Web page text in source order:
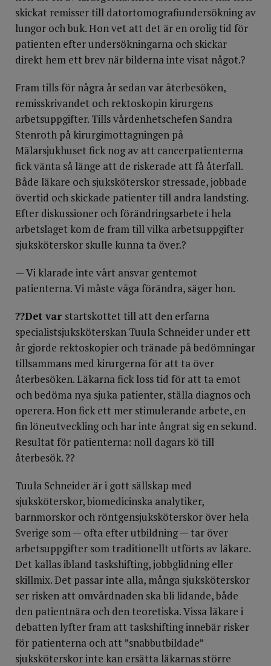
skickat remisser till datortomografiundersökning av
lungor och buk. Hon vet att det är en orolig tid för
patienten efter undersökningarna och skickar
direkt hem ett brev när bilderna inte visat något.?
Fram tills för några år sedan var återbesöken,
remisskrivandet och rektoskopin kirurgens
arbetsuppgifter. Tills vårdenhetschefen Sandra
Stenroth på kirurgimottagningen på
Mälarsjukhuset fick nog av att cancerpatienterna
fick vänta så länge att de riskerade att få återfall.
Både läkare och sjuksköterskor stressade, jobbade
övertid och skickade patienter till andra landsting.
Efter diskussioner och förändringsarbete i hela
arbetslaget kom de fram till vilka arbetsuppgifter
sjuksköterskor skulle kunna ta över.?
— Vi klarade inte vårt ansvar gentemot
patienterna. Vi måste våga förändra, säger hon.
??Det var startskottet till att den erfarna
specialistsjuksköterskan Tuula Schneider under ett
år gjorde rektoskopier och tränade på bedömningar
tillsammans med kirurgerna för att ta över
återbesöken. Läkarna fick loss tid för att ta emot
och bedöma nya sjuka patienter, ställa diagnos och
operera. Hon fick ett mer stimulerande arbete, en
fin löne­utveckling och har inte ångrat sig en sekund.
Resultat för patienterna: noll dagars kö till
återbesök. ??
Tuula Schneider är i gott sällskap med
sjuksköterskor, biomedicinska analytiker,
barnmorskor och röntgensjuksköterskor över hela
Sverige som — ofta efter utbildning — tar över
arbetsuppgifter som traditionellt utförts av läkare.
Det kallas ibland taskshifting, jobbglidning eller
skillmix. Det passar inte alla, många sjuksköterskor
ser risken att omvårdnaden ska bli lidande, både
den patientnära och den teoretiska. Vissa läkare i
debatten lyfter fram att taskshifting innebär risker
för patienterna och att ”snabbutbildade”
sjuksköterskor inte kan ersätta läkarnas större